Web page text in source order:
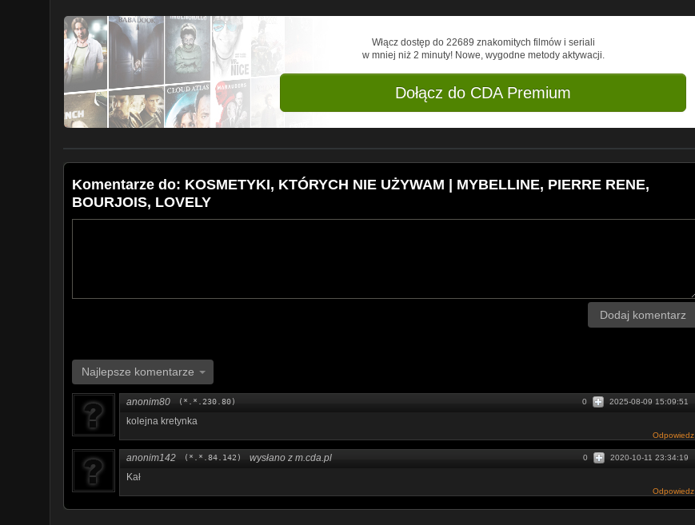
Włącz dostęp do 22689 znakomitych filmów i seriali
w mniej niż 2 minuty! Nowe, wygodne metody aktywacji.
Dołącz do CDA Premium
Komentarze do: KOSMETYKI, KTÓRYCH NIE UŻYWAM | MYBELLINE, PIERRE RENE,
BOURJOIS, LOVELY
Dodaj komentarz
Najlepsze komentarze
anonim80 (*.*.230.80) 2025-08-09 15:09:51
0
kolejna kretynka
Odpowiedz
anonim142 (*.*.84.142) wysłano z m.cda.pl 2020-10-11 23:34:19
0
Kał
Odpowiedz